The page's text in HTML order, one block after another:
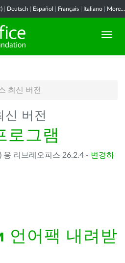
Deutsch Español Français Italiano More...
최신 버전
신 버전
로그램
용 리브레오피스 26.2.4 - 변경하
언어팩 내려받